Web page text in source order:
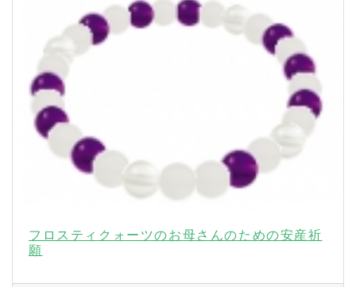
フロスティクォーツのお母さんのための安産祈
願